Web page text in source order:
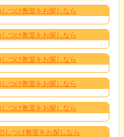
つけ教室をお探しなら
つけ教室をお探しなら
つけ教室をお探しなら
つけ教室をお探しなら
つけ教室をお探しなら
しつけ教室をお探しなら